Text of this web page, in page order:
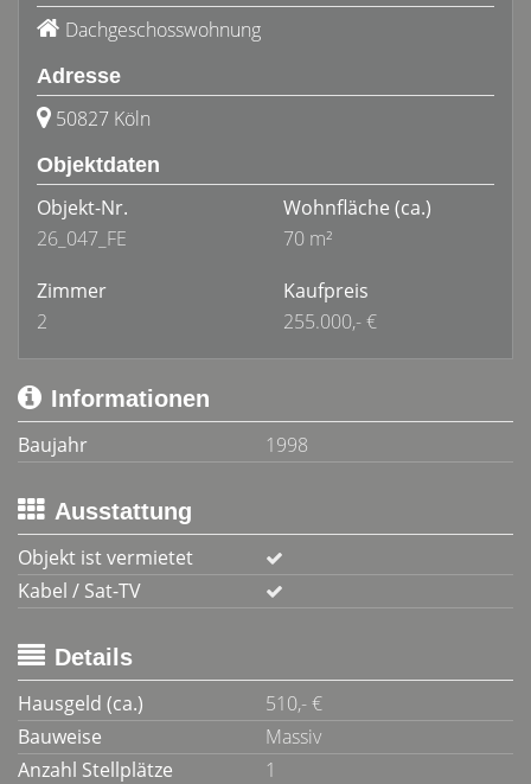
Dachgeschosswohnung
Adresse
50827 Köln
Objektdaten
Objekt-Nr.
26_047_FE
Wohnfläche (ca.)
70 m²
Zimmer
2
Kaufpreis
255.000,- €
Informationen
Baujahr
1998
Ausstattung
Objekt ist vermietet
Kabel / Sat-TV
Details
Hausgeld (ca.)
510,- €
Bauweise
Massiv
Anzahl Stellplätze
1